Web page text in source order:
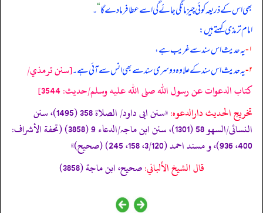
بھی اس کے ذریعہ کوئی چیز مانگی جائے گی اسے عطا فرما دے گا“۔
امام ترمذی کہتے ہیں:
۱- یہ حدیث اس سند سے غریب ہے،
۲- یہ حدیث اس سند کے علاوہ دوسری سند سے بھی انس سے آئی ہے۔[سنن ترمذي/
كتاب الدعوات عن رسول الله صلى الله عليه وسلم/حدیث: 3544]
تخریج الحدیث دارالدعوہ:
«سنن ابی داود/ الصلاة 358 (1495)، سنن
النسائی/السھو 58 (1301)، سنن ابن ماجہ/الدعاء 9 (3858) (تحفة الأشراف:
400، 936)، و مسند احمد (3/120، 158، 245) (صحیح)»
قال الشيخ الألباني:صحيح، ابن ماجة (3858)